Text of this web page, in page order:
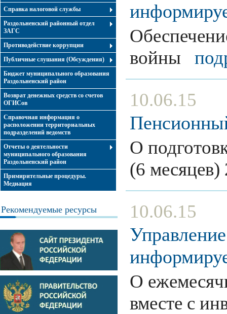
Справка налоговой службы
Раздольненский районный отдел
ЗАГС
Противодействие коррупции
Публичные слушания (Обсуждения)
Бюджет муниципального образования
Раздольненский район
Возврат денежных средств со счетов
ОГИСов
Справочная информация о
расположении территориальных
подразделений ведомств
Отчеты о деятельности
муниципального образования
Раздольненский район
Примирительные процедуры.
Медиация
Рекомендуемые ресурсы
войны
10.06.15
О
(6
10.06.15
О
вместе с